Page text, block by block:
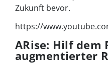
Zukunft bevor.
https://
ARise: Hilf dem
augmentierter